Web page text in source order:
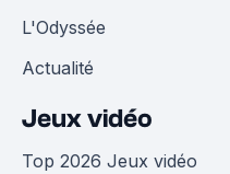
L'Odyssée
Actualité
Jeux vidéo
Top 2026 Jeux vidéo